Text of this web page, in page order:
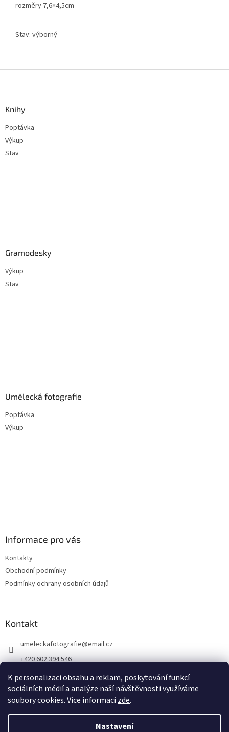
K personalizaci obsahu a reklam, poskytování funkcí
sociálních médií a analýze naší návštěvnosti využíváme
soubory cookies. Více informacízde.
Nastavení
rozměry 7,6×4,5cm
Stav: výborný
Knihy
Poptávka
Výkup
Stav
Gramodesky
Výkup
Stav
Umělecká fotografie
Poptávka
Výkup
Informace pro vás
Kontakty
Obchodní podmínky
Podmínky ochrany osobních údajů
Kontakt
umeleckafotografie@email.cz
+420 602 394 546
Facebook